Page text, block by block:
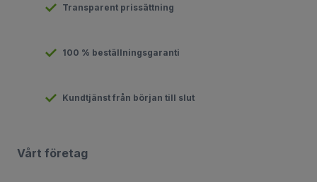
Transparent prissättning
100 % beställningsgaranti
Kundtjänst från början till slut
Vårt företag